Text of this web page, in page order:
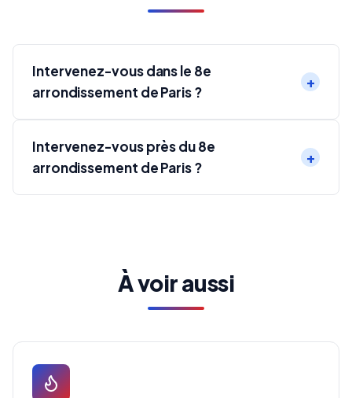
Intervenez-vous dans le 8e
arrondissement de Paris ?
Intervenez-vous près du 8e
arrondissement de Paris ?
À voir aussi